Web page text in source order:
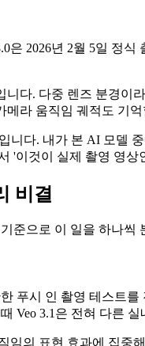
은 2026년 2월 5일 정
니다. 다중 렌즈 분경
메라 움직임 궤적도 기
니다. 내가 본 AI 모델
'이것이 실제 촬영 영
비결
준으로 이 일을 하나씩
푸시 인 촬영 테스트
Veo 3.1은 전혀 다른
임의 표현 효과에 집중